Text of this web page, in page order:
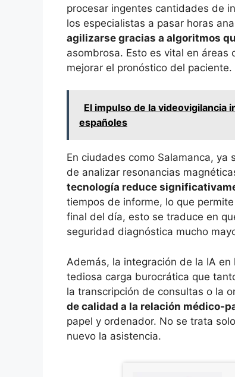
procesar ingentes cantidades de
los especialistas a pasar horas
agilizarse gracias a algoritmos
asombrosa. Esto es vital en
mejorar el pronóstico del paciente.
El impulso de la videovigilancia
españoles
En ciudades como Salamanca,
de analizar resonancias
tecnología reduce
tiempos de informe, lo que
final del día, esto se traduce en
seguridad diagnóstica mucho
Además, la integración de la IA
tediosa carga burocrática que
la transcripción de consultas o la
de calidad a la relación médico-
papel y ordenador. No se trata
nuevo la asistencia.